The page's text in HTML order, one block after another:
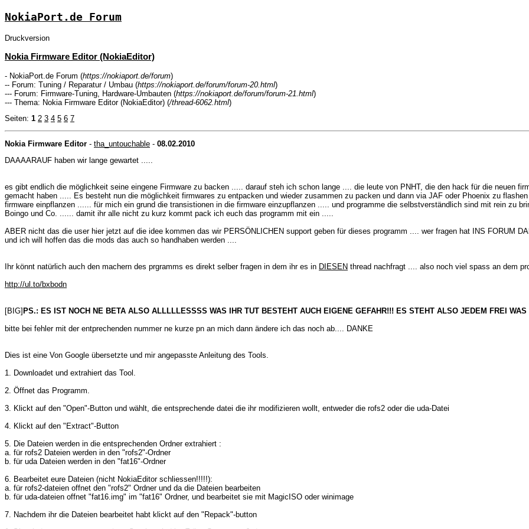
NokiaPort.de Forum
Druckversion
Nokia Firmware Editor (NokiaEditor)
- NokiaPort.de Forum (https://nokiaport.de/forum)
-- Forum: Tuning / Reparatur / Umbau (https://nokiaport.de/forum/forum-20.html)
--- Forum: Firmware-Tuning, Hardware-Umbauten (https://nokiaport.de/forum/forum-21.html)
--- Thema: Nokia Firmware Editor (NokiaEditor) (/thread-6062.html)
Seiten: 1 2 3 4 5 6 7
Nokia Firmware Editor - tha_untouchable - 08.02.2010
DAAAARAUF haben wir lange gewartet .....
es gibt endlich die möglichkeit seine eingene Firmware zu backen ..... darauf steh ich schon lange .... die leute von PNHT, die den hack für die neuen
gemacht haben ..... Es besteht nun die möglichkeit firmwares zu entpacken und wieder zusammen zu packen und dann via JAF oder Phoenix zu
firmware einpflanzen ...... für mich ein grund die transistionen in die firmware einzupflanzen ..... und programme die selbstverständlich sind mit rein zu
Boingo und Co. ...... damit ihr alle nicht zu kurz kommt pack ich euch das programm mit ein .....
ABER nicht das die user hier jetzt auf die idee kommen das wir PERSÖNLICHEN support geben für dieses programm .... wer fragen hat INS FORUM
und ich will hoffen das die mods das auch so handhaben werden ....
Ihr könnt natürlich auch den machern des prgramms es direkt selber fragen in dem ihr es in DIESEN thread nachfragt .... also noch viel spass an dem
http://ul.to/bxbodn
[BIG]PS.: ES IST NOCH NE BETA ALSO ALLLLLESSSS WAS IHR TUT BESTEHT AUCH EIGENE GEFAHR!!! ES STEHT ALSO JEDEM FREI WAS
bitte bei fehler mit der entprechenden nummer ne kurze pn an mich dann ändere ich das noch ab.... DANKE
Dies ist eine Von Google übersetzte und mir angepasste Anleitung des Tools.
1. Downloadet und extrahiert das Tool.
2. Öffnet das Programm.
3. Klickt auf den "Open"-Button und wählt, die entsprechende datei die ihr modifizieren wollt, entweder die rofs2 oder die uda-Datei
4. Klickt auf den "Extract"-Button
5. Die Dateien werden in die entsprechenden Ordner extrahiert :
a. für rofs2 Dateien werden in den "rofs2"-Ordner
b. für uda Dateien werden in den "fat16"-Ordner
6. Bearbeitet eure Dateien (nicht NokiaEditor schliessen!!!!!):
a. für rofs2-dateien offnet den "rofs2" Ordner und da die Dateien bearbeiten
b. für uda-dateien offnet "fat16.img" im "fat16" Ordner, und bearbeitet sie mit MagicISO oder winimage
7. Nachdem ihr die Dateien bearbeitet habt klickt auf den "Repack"-button